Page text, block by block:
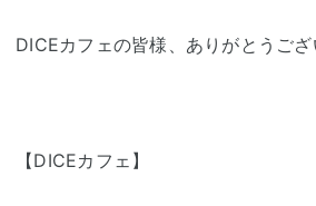
DICEカフェの皆様、ありがとうご
【DICEカフェ】